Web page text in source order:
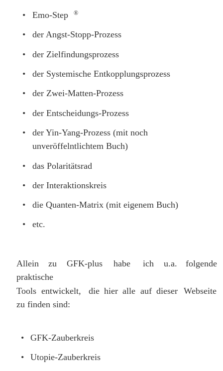
• Emo-Step ®
•
der Angst-Stopp-Prozess
•
der Zielfindungsprozess
•
der Systemische Entkopplungsprozess
•
der Zwei-Matten-Prozess
•
der Entscheidungs-Prozess
•
der Yin-Yang-Prozess (mit noch
unveröffelntlichtem Buch)
•
das Polaritätsrad
•
der Interaktionskreis
•
die Quanten-Matrix (mit eigenem Buch)
•
etc.
Allein zu GFK-plus habe ich u.a.
folgende
praktische
Tools entwickelt, die hier alle auf dieser
Webseite
zu finden sind:
•
GFK-Zauberkreis
•
Utopie-Zauberkreis